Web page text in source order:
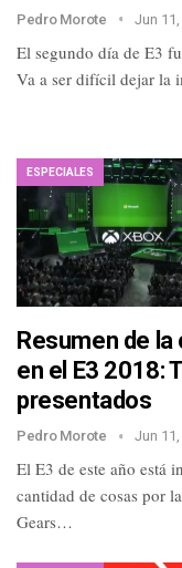
Pedro Morote Jun
El segundo día de E3
Va a ser difícil dejar la
ESPECIALES
Resumen de
en el E3 2018:
presentados
Pedro Morote Jun
El E3 de este año está
cantidad de cosas por
Gears…